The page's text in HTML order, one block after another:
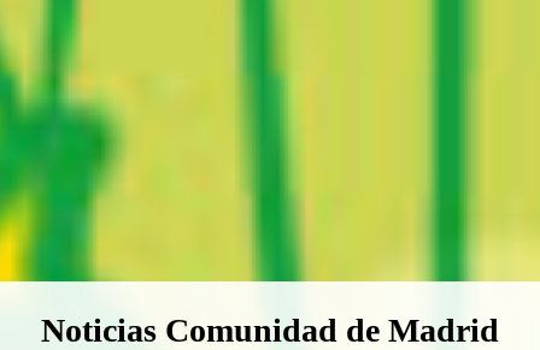
Boletín Noticias Comunidad de
Noticias Comunidad de Madrid